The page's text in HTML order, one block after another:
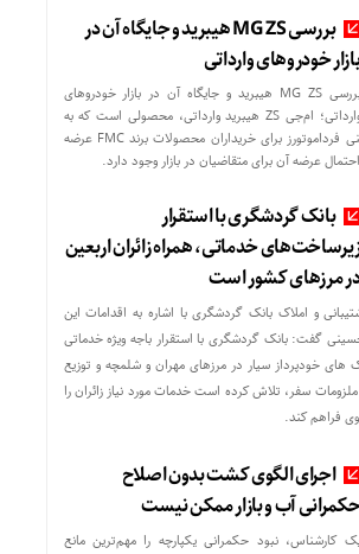
بررسی MG ZS هیبرید و جایگاه آن در
خودروهای وارداتی
بررسی MG ZS هیبرید و جایگاه آن در بازار خودروهای
وارداتی؛ ام‌جی ZS هیبرید وارداتی، محصولی است که به
زودی در طرح جایگزینی فرداموتورز برای خریداران محصولات برند FMC عرضه
عرضه آن برای متقاضیان در بازار وجود دارد.
بانک گردشگری با استقرار
خدماتی، همراه زائران اربعین
مرزهای کشور است
و املاک بانک گردشگری با اشاره به اقدامات این
گفت: بانک گردشگری با استقرار باجه ویژه خدماتی
های خودپرداز سیار در مرزهای مهران و شلمچه و توزیع
بسته ملزومات سفر، تلاش کرده است خدمات مورد نیاز زائران را
فراهم کند.
اجرای الگوی کشت بدون اصلاح
آب و بازار ممکن نیست
کارشناس، نبود حکمرانی یکپارچه را مهم‌ترین مانع